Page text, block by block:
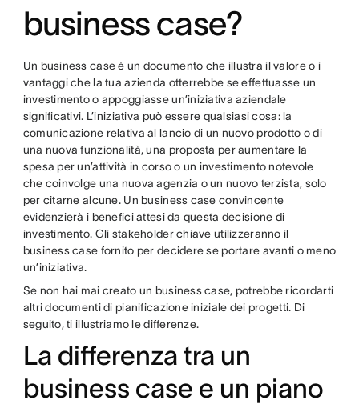
business case?
Un business case è un documento che illustra il valore o i
vantaggi che la tua azienda otterrebbe se effettuasse un
investimento o appoggiasse un’iniziativa aziendale
significativi. L’iniziativa può essere qualsiasi cosa: la
comunicazione relativa al lancio di un nuovo prodotto o di
una nuova funzionalità, una proposta per aumentare la
spesa per un’attività in corso o un investimento notevole
che coinvolge una nuova agenzia o un nuovo terzista, solo
per citarne alcune. Un business case convincente
evidenzierà i benefici attesi da questa decisione di
investimento. Gli stakeholder chiave utilizzeranno il
business case fornito per decidere se portare avanti o meno
un’iniziativa.
Se non hai mai creato un business case, potrebbe ricordarti
altri documenti di pianificazione iniziale dei progetti. Di
seguito, ti illustriamo le differenze.
La differenza tra un
business case e un piano